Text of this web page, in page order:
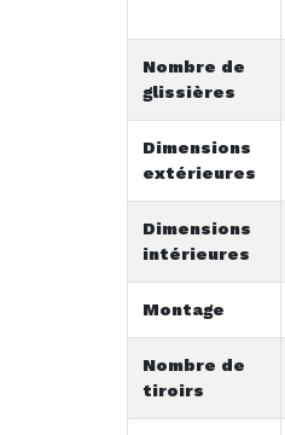
Nombre de
glissières
Dimensions
extérieures
Dimensions
intérieures
Montage
Nombre de
tiroirs